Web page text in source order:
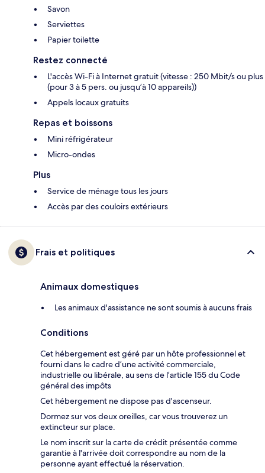
Savon
Serviettes
Papier toilette
Restez connecté
L'accès Wi-Fi à Internet gratuit (vitesse : 250 Mbit/s ou plus
(pour 3 à 5 pers. ou jusqu’à 10 appareils))
Appels locaux gratuits
Repas et boissons
Mini réfrigérateur
Micro-ondes
Plus
Service de ménage tous les jours
Accès par des couloirs extérieurs
Frais et politiques
Animaux domestiques
Les animaux d'assistance ne sont soumis à aucuns frais
Conditions
Cet hébergement est géré par un hôte professionnel et
fourni dans le cadre d’une activité commerciale,
industrielle ou libérale, au sens de l’article 155 du Code
général des impôts
Cet hébergement ne dispose pas d'ascenseur.
Dormez sur vos deux oreilles, car vous trouverez un
extincteur sur place.
Le nom inscrit sur la carte de crédit présentée comme
garantie à l'arrivée doit correspondre au nom de la
personne ayant effectué la réservation.